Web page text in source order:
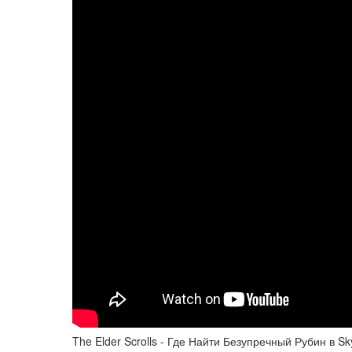
The Elder Scrolls - Где Найти Безупречный Рубин в